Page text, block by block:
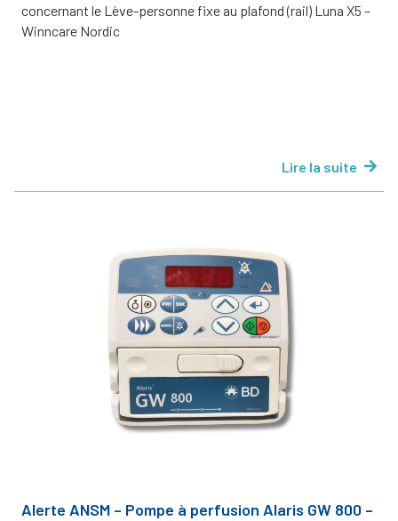
concernant le Lève-personne fixe au plafond (rail) Luna X5 –
Winncare Nordic
Lire la suite
Alerte ANSM – Pompe à perfusion Alaris GW 800 –